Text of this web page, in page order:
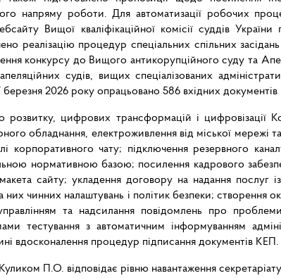
напряму роботи. Для автоматизації робочих
Вищої кваліфікаційної комісії суддів
реалізацію процедур спеціальних спільних засідань
конкурсу до Вищого антикорупційного суду та
судів, вищих спеціалізованих
2026 року опрацьовано 586 вхідних документів
розвитку, цифрових трансформацій і цифровізації
обладнання, електроживлення від міської мережі
корпоративного чату; підключення резервного
нормативною базою; посилення кадрового
сайту; укладення договору на надання послуг
чинних налаштувань і політик безпеки; створення
та надсилання повідомлень про
тестування з автоматичним інформуванням
вдосконалення процедур підписання документів КЕП.
П.О. відповідає рівню навантаження секретаріату